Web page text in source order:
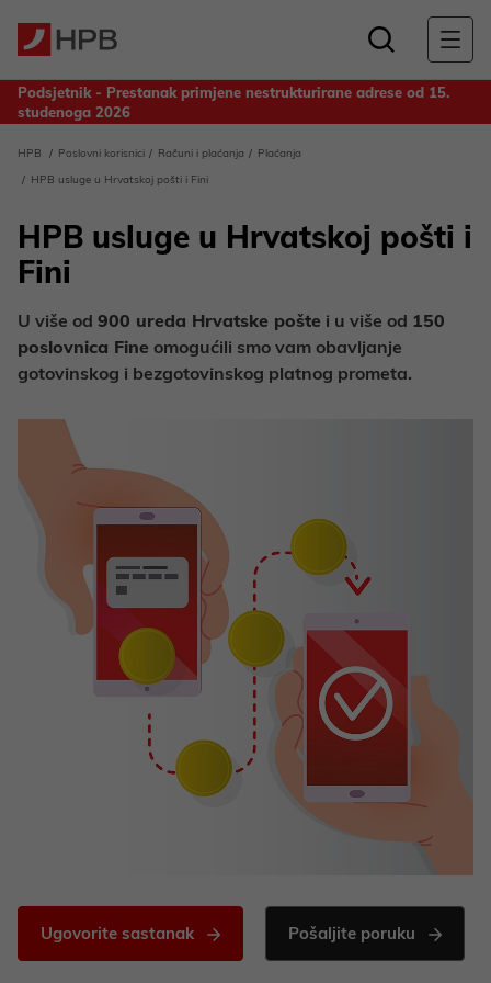
Podsjetnik - Prestanak primjene nestrukturirane adrese od 15.
studenoga 2026
ostvarene u 2025. godini
HPB Poslovni korisnici Računi i plaćanja
Plaćanja
HPB usluge u Hrvatskoj pošti i Fini
HPB usluge u Hrvatskoj pošti i
Fini
U više od 900 ureda Hrvatske pošte i u više od 150
poslovnica Fine omogućili smo vam obavljanje
gotovinskog i bezgotovinskog platnog prometa.
Ugovorite sastanak Pošaljite poruku